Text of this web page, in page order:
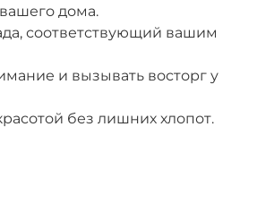
дома.
соответствующий вашим
и вызывать восторг у
без лишних хлопот.